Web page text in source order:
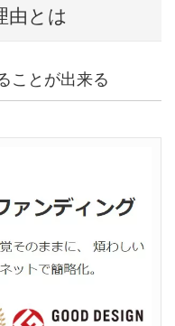
由とは
ことが出来る